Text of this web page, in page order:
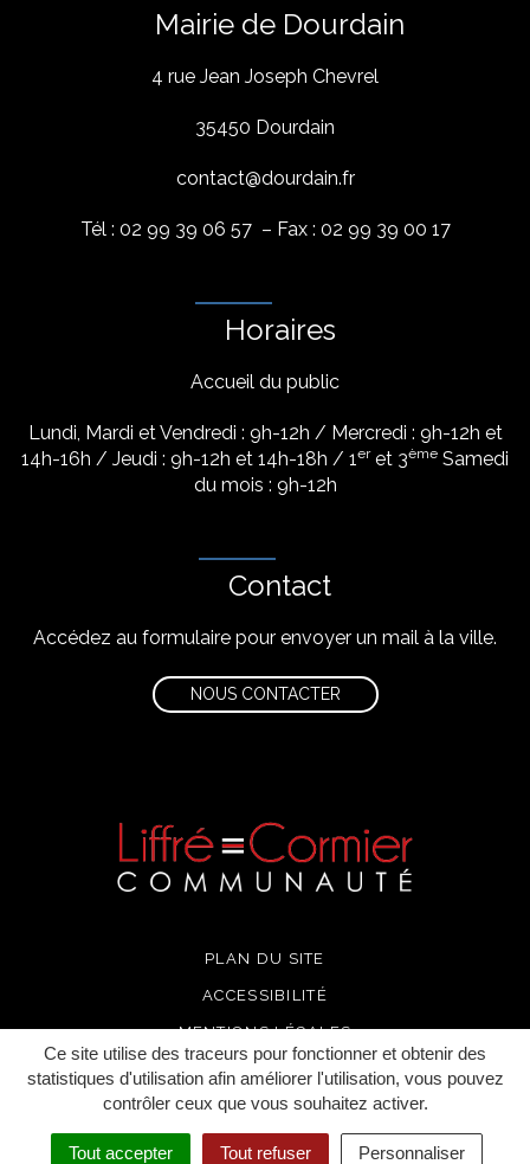
Ce site utilise des traceurs pour fonctionner et obtenir des
statistiques d'utilisation afin améliorer l'utilisation, vous pouvez
contrôler ceux que vous souhaitez activer.
Tout accepter Tout refuser Personnaliser
Mairie de Dourdain
4 rue Jean Joseph Chevrel
35450 Dourdain
contact@dourdain.fr
Tél : 02 99 39 06 57 – Fax : 02 99 39 00 17
Horaires
Accueil du public
Lundi, Mardi et Vendredi : 9h-12h / Mercredi : 9h-12h et
14h-16h / Jeudi : 9h-12h et 14h-18h / 1eret 3ème Samedi
du mois : 9h-12h
Contact
Accédez au formulaire pour envoyer un mail à la ville.
NOUS CONTACTER
PLAN DU SITE
ACCESSIBILITÉ
MENTIONS LÉGALES
POLITIQUE DE CONFIDENTIALITÉ
CRÉDITS